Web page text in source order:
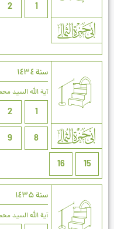
1
2
سنة ۱٤۳٤
آية الله السيد
1
2
8
9
15
16
سنة ۱٤۳۵
آية الله السيد